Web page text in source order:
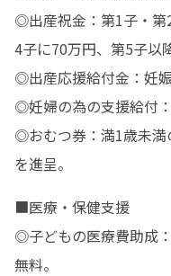
◎出産祝金：第1子・第
4子に70万円、第5子以
◎出産応援給付金：妊
◎妊婦の為の支援給付
◎おむつ券：満1歳未満
を進呈。
■医療・保健支援
◎子どもの医療費助成
無料。